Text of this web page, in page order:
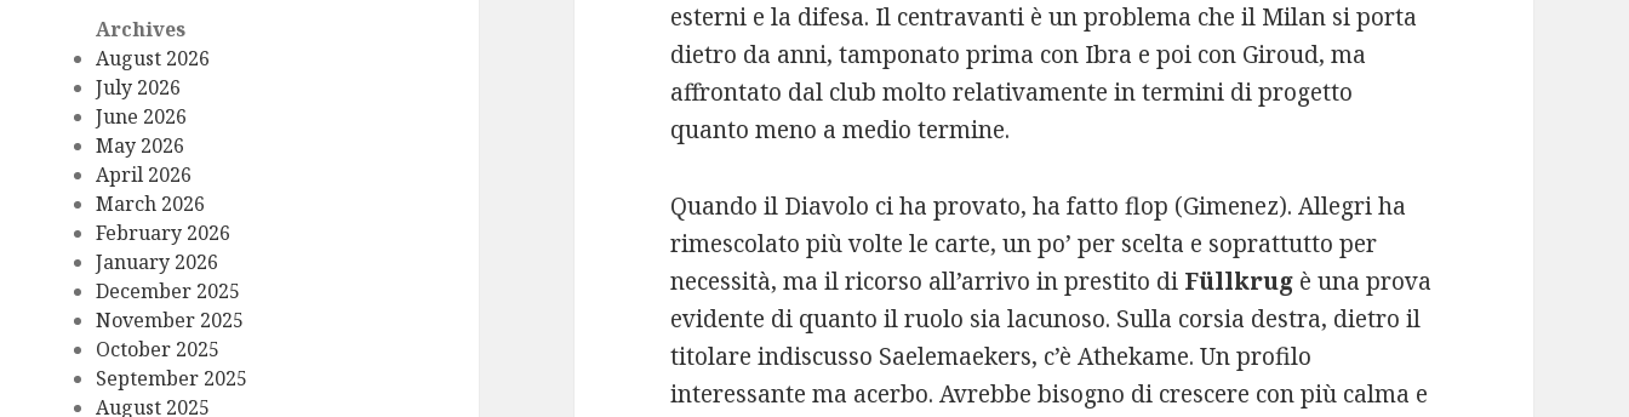
Archives
August 2026
July 2026
June 2026
May 2026
April 2026
March 2026
February 2026
January 2026
December 2025
November 2025
October 2025
September 2025
August 2025
esterni e la difesa. Il centravanti è un problema che il Milan si porta
dietro da anni, tamponato prima con Ibra e poi con Giroud, ma
affrontato dal club molto relativamente in termini di progetto
quanto meno a medio termine.
Quando il Diavolo ci ha provato, ha fatto flop (Gimenez). Allegri ha
rimescolato più volte le carte, un po’ per scelta e soprattutto per
necessità, ma il ricorso all’arrivo in prestito di Füllkrug è una prova
evidente di quanto il ruolo sia lacunoso. Sulla corsia destra, dietro il
titolare indiscusso Saelemaekers, c’è Athekame. Un profilo
interessante ma acerbo. Avrebbe bisogno di crescere con più calma e